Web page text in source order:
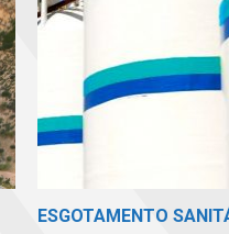
ESGOTAMENTO